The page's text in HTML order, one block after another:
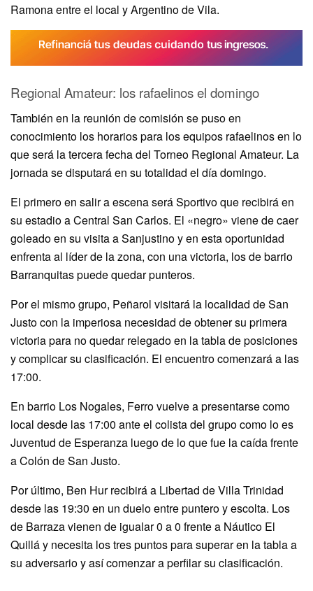
Ramona entre el local y Argentino de Vila.
Regional Amateur: los rafaelinos el domingo
También en la reunión de comisión se puso en
conocimiento los horarios para los equipos rafaelinos en lo
que será la tercera fecha del Torneo Regional Amateur. La
jornada se disputará en su totalidad el día domingo.
El primero en salir a escena será Sportivo que recibirá en
su estadio a Central San Carlos. El «negro» viene de caer
goleado en su visita a Sanjustino y en esta oportunidad
enfrenta al líder de la zona, con una victoria, los de barrio
Barranquitas puede quedar punteros.
Por el mismo grupo, Peñarol visitará la localidad de San
Justo con la imperiosa necesidad de obtener su primera
victoria para no quedar relegado en la tabla de posiciones
y complicar su clasificación. El encuentro comenzará a las
17:00.
En barrio Los Nogales, Ferro vuelve a presentarse como
local desde las 17:00 ante el colista del grupo como lo es
Juventud de Esperanza luego de lo que fue la caída frente
a Colón de San Justo.
Por último, Ben Hur recibirá a Libertad de Villa Trinidad
desde las 19:30 en un duelo entre puntero y escolta. Los
de Barraza vienen de igualar 0 a 0 frente a Náutico El
Quillá y necesita los tres puntos para superar en la tabla a
su adversario y así comenzar a perfilar su clasificación.